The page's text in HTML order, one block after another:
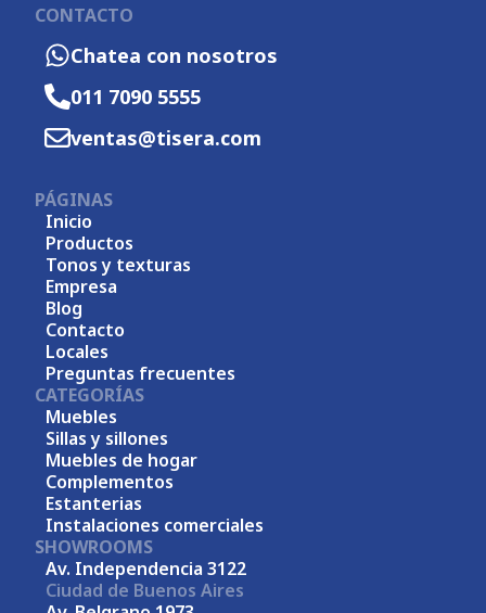
CONTACTO
Chatea con nosotros
011 7090 5555
ventas@tisera.com
PÁGINAS
Inicio
Productos
Tonos y texturas
Empresa
Blog
Contacto
Locales
Preguntas frecuentes
CATEGORÍAS
Muebles
Sillas y sillones
Muebles de hogar
Complementos
Estanterias
Instalaciones comerciales
SHOWROOMS
Av. Independencia 3122
Ciudad de Buenos Aires